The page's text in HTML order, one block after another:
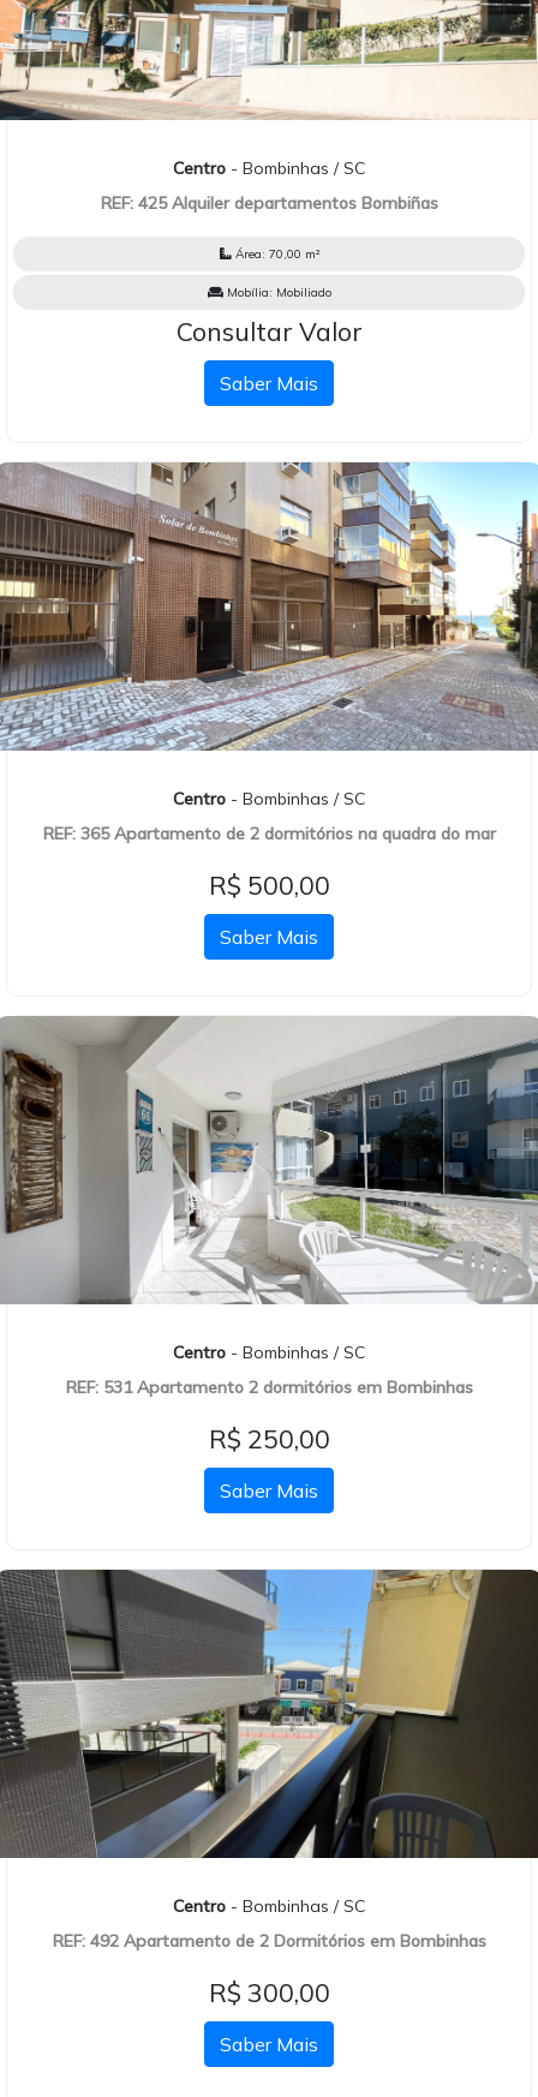
Centro - Bombinhas / SC
REF: 425 Alquiler departamentos Bombiñas
Área: 70,00 m²
Mobília: Mobiliado
Consultar Valor
Saber Mais
Centro - Bombinhas / SC
REF: 365 Apartamento de 2 dormitórios na quadra do mar
R$ 500,00
Saber Mais
Centro - Bombinhas / SC
REF: 531 Apartamento 2 dormitórios em Bombinhas
R$ 250,00
Saber Mais
Centro - Bombinhas / SC
REF: 492 Apartamento de 2 Dormitórios em Bombinhas
R$ 300,00
Saber Mais